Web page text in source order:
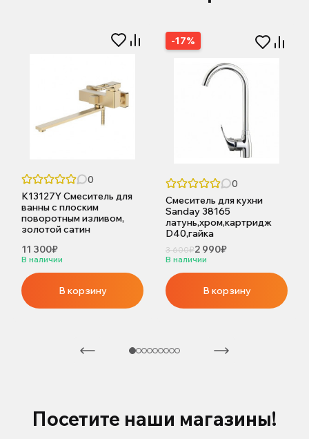
0
K13127Y Смеситель для
ванны с плоским
поворотным изливом,
золотой сатин
11 300₽
В наличии
В корзину
-17%
0
Смеситель для кухни
Sanday 38165
латунь,хром,картридж
D40,гайка
3 600₽2 990₽
В наличии
В корзину
Посетите наши магазины!